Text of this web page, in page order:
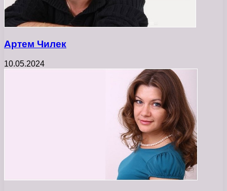
Артем Чилек
10.05.2024